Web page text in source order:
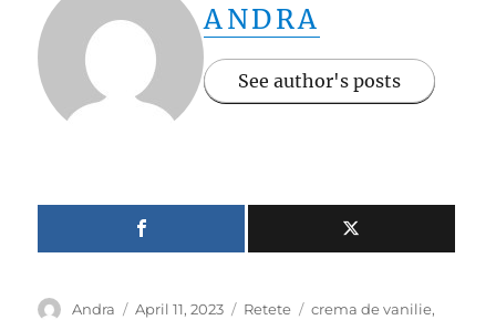
ANDRA
See author's posts
Author
Andra
Posted
April 11, 2023 Categories
Retete Tags
crema de vanilie,